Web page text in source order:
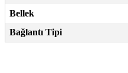
Bellek
Bağlantı Tipi